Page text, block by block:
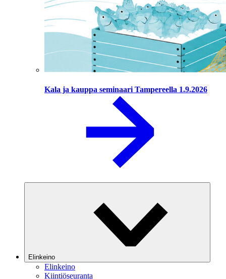
Kala ja kauppa seminaari Tampereella 1.9.2026
Elinkeino
Elinkeino
Kiintiöseuranta